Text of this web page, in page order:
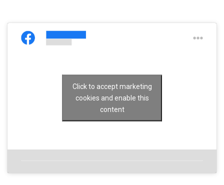
Click to accept marketing
cookies and enable this
content